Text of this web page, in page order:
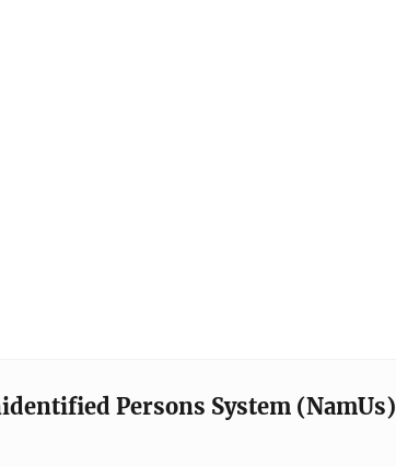
Persons System (NamUs)